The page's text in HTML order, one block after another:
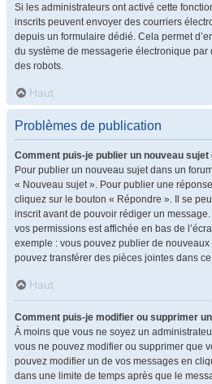
Si les administrateurs ont activé cette
inscrits peuvent envoyer des courriers
depuis un formulaire dédié. Cela permet
du système de messagerie électronique
des robots.
Haut
Problèmes de publication
Comment puis-je publier un nouveau sujet
Pour publier un nouveau sujet dans un
« Nouveau sujet ». Pour publier une
cliquez sur le bouton « Répondre ». Il se
inscrit avant de pouvoir rédiger un
vos permissions est affichée en bas de
exemple : vous pouvez publier de
pouvez transférer des pièces jointes dans
Haut
Comment puis-je modifier ou supprimer
À moins que vous ne soyez un
vous ne pouvez modifier ou supprimer que
pouvez modifier un de vos messages en
dans une limite de temps après que le